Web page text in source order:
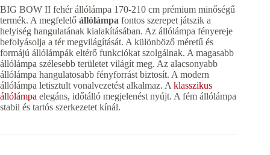
BIG BOW II fehér állólámpa 170-210 cm prémium minőségű
termék. A megfelelő állólámpa fontos szerepet játszik a
helyiség hangulatának kialakításában. Az állólámpa fényereje
befolyásolja a tér megvilágítását. A különböző méretű és
formájú állólámpák eltérő funkciókat szolgálnak. A magasabb
állólámpa szélesebb területet világít meg. Az alacsonyabb
állólámpa hangulatosabb fényforrást biztosít. A modern
állólámpa letisztult vonalvezetést alkalmaz. A klasszikus
állólámpa elegáns, időtálló megjelenést nyújt. A fém állólámpa
stabil és tartós szerkezetet kínál.